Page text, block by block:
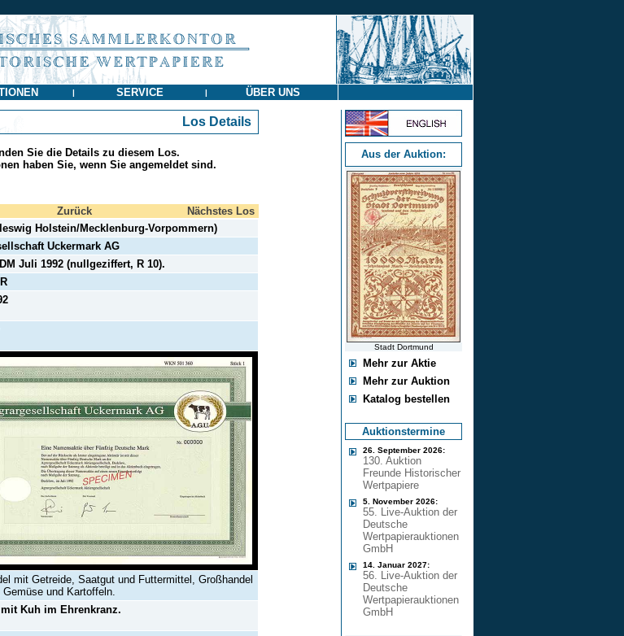
| SERVICE | ÜBER UNS
Los Details
Sie die Details zu diesem Los.
haben Sie, wenn Sie angemeldet sind.
Zurück
Nächstes Los
Holstein/Mecklenburg-Vorpommern)
Uckermark AG
Juli 1992 (nullgeziffert, R 10).
mit Getreide, Saatgut und Futtermittel, Großhandel
und Kartoffeln.
Kuh im Ehrenkranz.
Aus der Auktion:
Stadt Dortmund
Mehr zur Aktie
Mehr zur Auktion
Katalog bestellen
Auktionstermine
26. September 2026:
130. Auktion
Freunde Historischer
Wertpapiere
5. November 2026:
55. Live-Auktion der
Deutsche
Wertpapierauktionen
GmbH
14. Januar 2027:
56. Live-Auktion der
Deutsche
Wertpapierauktionen
GmbH